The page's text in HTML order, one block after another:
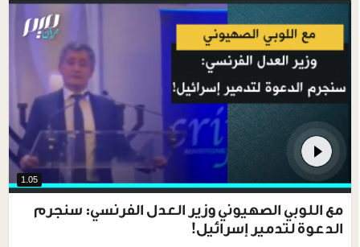
1.05
مع اللوبي الصهيوني وزير العدل الفرنسي: سنجرم
الدعوة لتدمير إسرائيل!